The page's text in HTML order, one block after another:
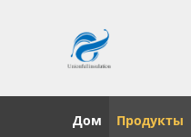
Дом Продукты